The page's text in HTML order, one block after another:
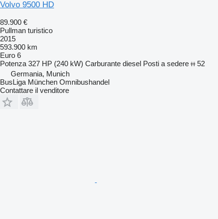
Volvo 9500 HD
89.900 €
Pullman turistico
2015
593.900 km
Euro 6
Potenza 327 HP (240 kW) Carburante diesel Posti a sedere
52
Germania, Munich
BusLiga München Omnibushandel
Contattare il venditore